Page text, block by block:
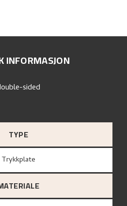
INFORMASJON
TYPE
Trykkplate
sided